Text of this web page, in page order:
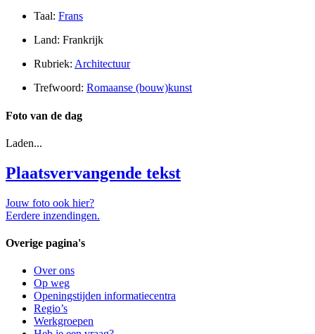
Taal: Frans
Land: Frankrijk
Rubriek: Architectuur
Trefwoord: Romaanse (bouw)kunst
Foto van de dag
Laden...
Plaatsvervangende tekst
Jouw foto ook hier?
Eerdere inzendingen.
Overige pagina's
Over ons
Op weg
Openingstijden informatiecentra
Regio’s
Werkgroepen